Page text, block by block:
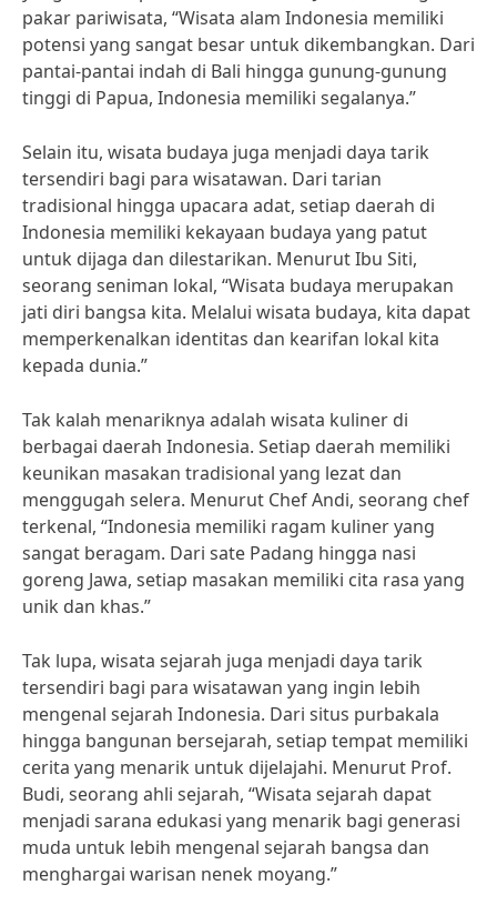
pakar pariwisata, “Wisata alam Indonesia memiliki
potensi yang sangat besar untuk dikembangkan. Dari
pantai-pantai indah di Bali hingga gunung-gunung
tinggi di Papua, Indonesia memiliki segalanya.”
Selain itu, wisata budaya juga menjadi daya tarik
tersendiri bagi para wisatawan. Dari tarian
tradisional hingga upacara adat, setiap daerah di
Indonesia memiliki kekayaan budaya yang patut
untuk dijaga dan dilestarikan. Menurut Ibu Siti,
seorang seniman lokal, “Wisata budaya merupakan
jati diri bangsa kita. Melalui wisata budaya, kita dapat
memperkenalkan identitas dan kearifan lokal kita
kepada dunia.”
Tak kalah menariknya adalah wisata kuliner di
berbagai daerah Indonesia. Setiap daerah memiliki
keunikan masakan tradisional yang lezat dan
menggugah selera. Menurut Chef Andi, seorang chef
terkenal, “Indonesia memiliki ragam kuliner yang
sangat beragam. Dari sate Padang hingga nasi
goreng Jawa, setiap masakan memiliki cita rasa yang
unik dan khas.”
Tak lupa, wisata sejarah juga menjadi daya tarik
tersendiri bagi para wisatawan yang ingin lebih
mengenal sejarah Indonesia. Dari situs purbakala
hingga bangunan bersejarah, setiap tempat memiliki
cerita yang menarik untuk dijelajahi. Menurut Prof.
Budi, seorang ahli sejarah, “Wisata sejarah dapat
menjadi sarana edukasi yang menarik bagi generasi
muda untuk lebih mengenal sejarah bangsa dan
menghargai warisan nenek moyang.”